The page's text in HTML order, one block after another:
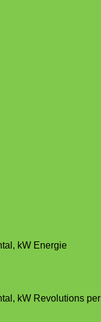
kW Energie
kW Revolutions per